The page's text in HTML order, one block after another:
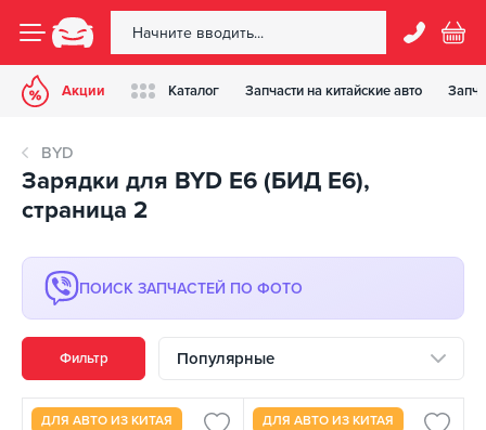
Акции Каталог Запчасти на китайские авто
BYD
Зарядки для BYD E6 (БИД Е6),
страница 2
ПОИСК ЗАПЧАСТЕЙ ПО ФОТО
Фильтр Популярные
ДЛЯ АВТО ИЗ КИТАЯ ДЛЯ АВТО ИЗ КИТАЯ